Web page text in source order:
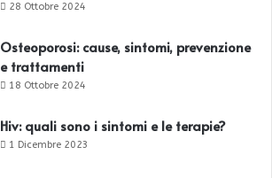
28 Ottobre 2024
Osteoporosi: cause, sintomi, prevenzione
e trattamenti
18 Ottobre 2024
Hiv: quali sono i sintomi e le terapie?
1 Dicembre 2023